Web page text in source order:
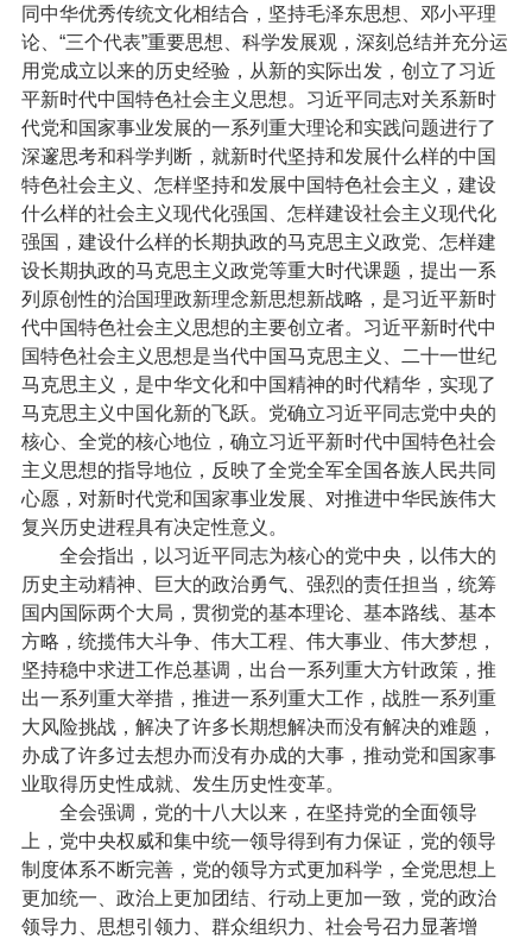
同中华优秀传统文化相结合，坚持毛泽东思想、邓小平理
论、“三个代表”重要思想、科学发展观，深刻总结并充分运
用党成立以来的历史经验，从新的实际出发，创立了习近
平新时代中国特色社会主义思想。习近平同志对关系新时
代党和国家事业发展的一系列重大理论和实践问题进行了
深邃思考和科学判断，就新时代坚持和发展什么样的中国
特色社会主义、怎样坚持和发展中国特色社会主义，建设
什么样的社会主义现代化强国、怎样建设社会主义现代化
强国，建设什么样的长期执政的马克思主义政党、怎样建
设长期执政的马克思主义政党等重大时代课题，提出一系
列原创性的治国理政新理念新思想新战略，是习近平新时
代中国特色社会主义思想的主要创立者。习近平新时代中
国特色社会主义思想是当代中国马克思主义、二十一世纪
马克思主义，是中华文化和中国精神的时代精华，实现了
马克思主义中国化新的飞跃。党确立习近平同志党中央的
核心、全党的核心地位，确立习近平新时代中国特色社会
主义思想的指导地位，反映了全党全军全国各族人民共同
心愿，对新时代党和国家事业发展、对推进中华民族伟大
复兴历史进程具有决定性意义。
全会指出，以习近平同志为核心的党中央，以伟大的
历史主动精神、巨大的政治勇气、强烈的责任担当，统筹
国内国际两个大局，贯彻党的基本理论、基本路线、基本
方略，统揽伟大斗争、伟大工程、伟大事业、伟大梦想，
坚持稳中求进工作总基调，出台一系列重大方针政策，推
出一系列重大举措，推进一系列重大工作，战胜一系列重
大风险挑战，解决了许多长期想解决而没有解决的难题，
办成了许多过去想办而没有办成的大事，推动党和国家事
业取得历史性成就、发生历史性变革。
全会强调，党的十八大以来，在坚持党的全面领导
上，党中央权威和集中统一领导得到有力保证，党的领导
制度体系不断完善，党的领导方式更加科学，全党思想上
更加统一、政治上更加团结、行动上更加一致，党的政治
领导力、思想引领力、群众组织力、社会号召力显著增